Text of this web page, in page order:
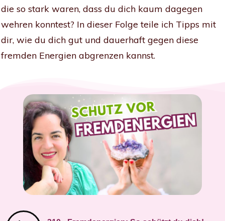
die so stark waren, dass du dich kaum dagegen
wehren konntest? In dieser Folge teile ich Tipps mit
dir, wie du dich gut und dauerhaft gegen diese
fremden Energien abgrenzen kannst.